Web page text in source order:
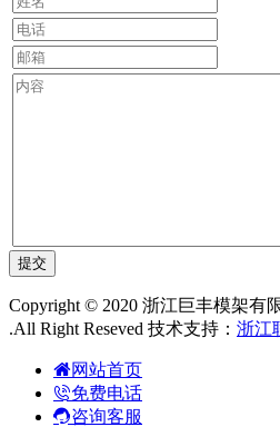
Copyright © 2020 浙江巨丰模架有
.All Right Reseved 技术支持： 浙江
网站首页
免费电话
咨询客服